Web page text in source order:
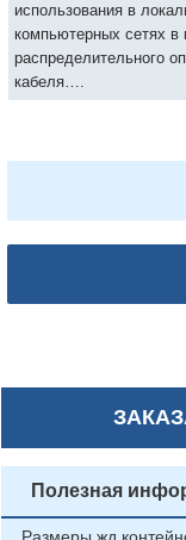
использования в
компьютерных сетях в
распределительного
кабеля….
Полезная